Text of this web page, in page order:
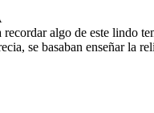
algo de este lindo
se basaban enseñar la